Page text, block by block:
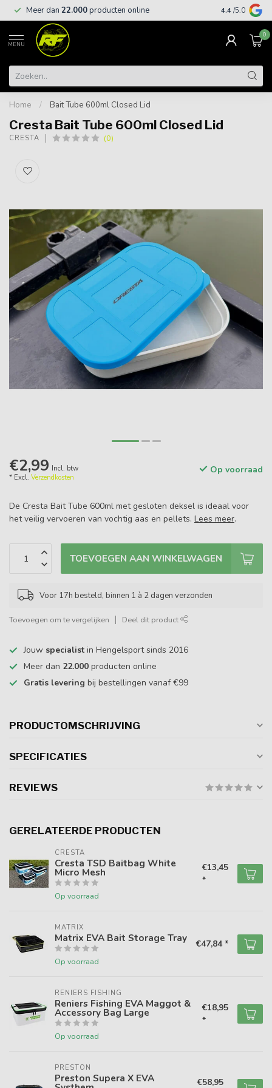
Meer dan 22.000producten online Gratis
4.4 /5.0
MENU
0
Home / Bait Tube 600ml Closed Lid
Cresta Bait Tube 600ml Closed Lid
CRESTA (0)
€2,99 Incl. btw
* Excl. Verzendkosten
Op voorraad
De Cresta Bait Tube 600ml met gesloten deksel is ideaal voor
het veilig vervoeren van vochtig aas en pellets. Lees meer.
TOEVOEGEN AAN WINKELWAGEN
Voor 17h besteld, binnen 1 à 2 dagen verzonden
Toevoegen om te vergelijken Deel dit product
Jouw specialist in Hengelsport sinds 2016
Meer dan 22.000 producten online
Gratis levering bij bestellingen vanaf €99
PRODUCTOMSCHRIJVING
SPECIFICATIES
REVIEWS
GERELATEERDE PRODUCTEN
CRESTA
Cresta TSD Baitbag White
Micro Mesh
Op voorraad
€13,45
*
MATRIX
Matrix EVA Bait Storage Tray
Op voorraad
€47,84 *
RENIERS FISHING
Reniers Fishing EVA Maggot &
Accessory Bag Large
Op voorraad
€18,95
*
PRESTON
Preston Supera X EVA €58,95